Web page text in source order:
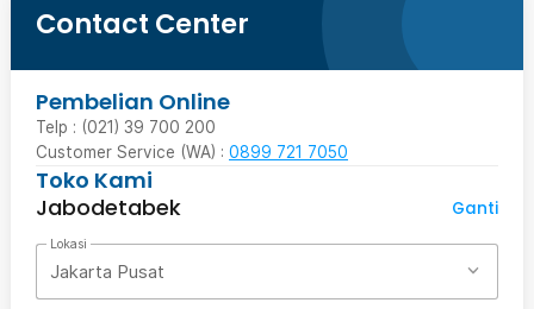
Contact Center
Pembelian Online
Telp : (021) 39 700 200
Customer Service (WA) : 0899 721 7050
Toko Kami
Jabodetabek
Ganti
Lokasi
Jakarta Pusat